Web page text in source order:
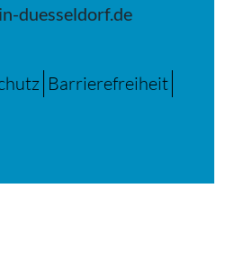
duesseldorf.de
Barrierefreiheit